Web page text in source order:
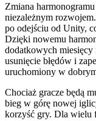
Zmiana
niezależnym
po odejściu od Unity,
Dzięki nowemu
dodatkowych
usunięcie błędów i
uruchomiony w
Chociaż gracze będą
bieg w górę nowej
korzyść gry. Dla wielu